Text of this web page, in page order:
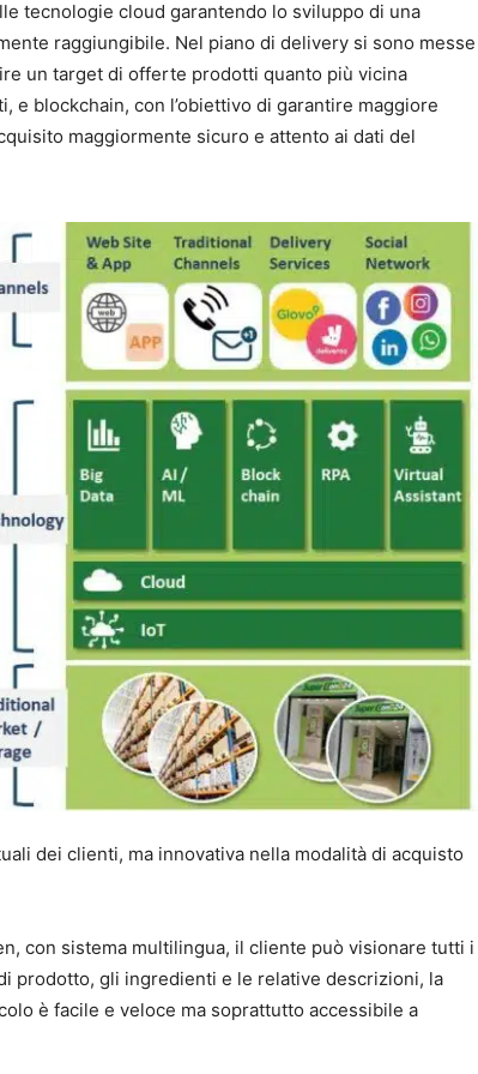
tecnologie cloud garantendo lo sviluppo di una
raggiungibile. Nel piano di delivery si sono messe
un target di offerte prodotti quanto più vicina
e blockchain, con l’obiettivo di garantire maggiore
maggiormente sicuro e attento ai dati del
dei clienti, ma innovativa nella modalità di acquisto
con sistema multilingua, il cliente può visionare tutti i
prodotto, gli ingredienti e le relative descrizioni, la
è facile e veloce ma soprattutto accessibile a